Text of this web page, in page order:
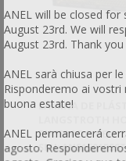
LÁMINA DE
ENCERADO CELL
SKU: AN51681PSST
ANEL will be closed
August 23rd. We will
August 23rd. Thank
ANEL sarà chiusa per
Risponderemo ai
buona estate!
ANEL permanecerá
agosto.